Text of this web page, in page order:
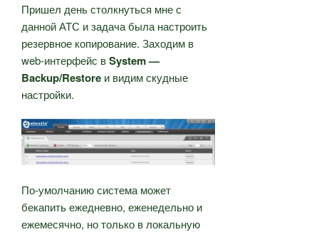
Пришел день столкнуться мне с
данной АТС и задача была настроить
резервное копирование. Заходим в
web-интерфейс вSystem —
Backup/Restore и видим скудные
настройки.
По-умолчанию система может
бекапить ежедневно, еженедельно и
ежемесячно, но только в локальную